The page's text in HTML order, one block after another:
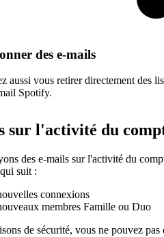
des e-mails
aussi vous retirer directement des
Spotify.
sur l'activité du
des e-mails sur l'activité du
suit :
connexions
membres Famille ou Duo
de sécurité, vous ne pouvez pas